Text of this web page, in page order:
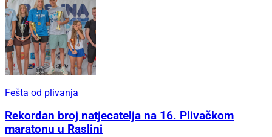
Fešta od plivanja
Rekordan broj natjecatelja na 16. Plivačkom
maratonu u Raslini